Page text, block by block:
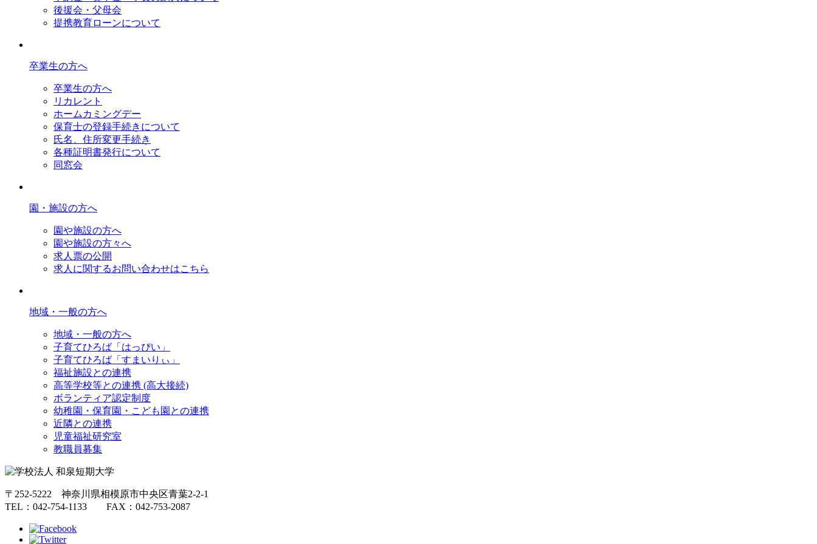
後援会・父母会
提携教育ローンについて
卒業生の方へ
卒業生の方へ
リカレント
ホームカミングデー
保育士の登録手続きについて
氏名、住所変更手続き
各種証明書発行について
同窓会
園・施設の方へ
園や施設の方へ
園や施設の方々へ
求人票の公開
求人に関するお問い合わせはこちら
地域・一般の方へ
地域・一般の方へ
子育てひろば「はっぴい」
子育てひろば「すまいりぃ」
福祉施設との連携
高等学校等との連携 (高大接続)
ボランティア認定制度
幼稚園・保育園・こども園との連携
近隣との連携
児童福祉研究室
教職員募集
〒252-5222 神奈川県相模原市中央区青葉2-2-1
TEL：042-754-1133 FAX：042-753-2087